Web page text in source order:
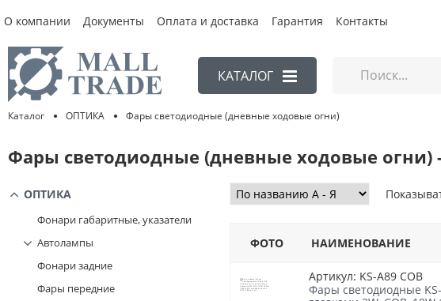
О компании Документы Оплата и доставка Гарантия Контакты
КАТАЛОГ
Каталог ОПТИКА Фары светодиодные (дневные ходовые огни)
Фары светодиодные (дневные ходовые огни)
ОПТИКА
Фонари габаритные, указатели
Автолампы
Фонари задние
Фары передние
ФОТО НАИМЕНОВАНИЕ
Артикул: KS-A89 COB
Фары светодиодные